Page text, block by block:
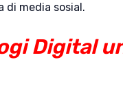
di media sosial.
Digital